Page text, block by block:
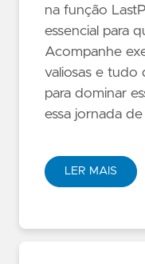
na função
essencial para
Acompanhe
valiosas e tudo
para dominar
essa jornada
LER MAIS